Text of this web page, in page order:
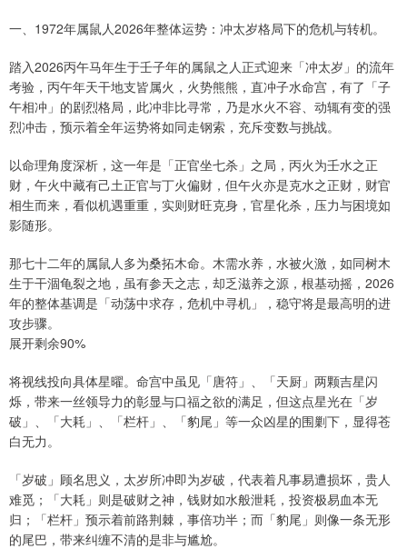
一、1972年属鼠人2026年整体运势：冲太岁格局下的危机与转机。
踏入2026丙午马年生于壬子年的属鼠之人正式迎来「冲太岁」的流年
考验，丙午年天干地支皆属火，火势熊熊，直冲子水命宫，有了「子
午相冲」的剧烈格局，此冲非比寻常，乃是水火不容、动辄有变的强
烈冲击，预示着全年运势将如同走钢索，充斥变数与挑战。
以命理角度深析，这一年是「正官坐七杀」之局，丙火为壬水之正
财，午火中藏有己土正官与丁火偏财，但午火亦是克水之正财，财官
相生而来，看似机遇重重，实则财旺克身，官星化杀，压力与困境如
影随形。
那七十二年的属鼠人多为桑拓木命。木需水养，水被火激，如同树木
生于干涸龟裂之地，虽有参天之志，却乏滋养之源，根基动摇，2026
年的整体基调是「动荡中求存，危机中寻机」，稳守将是最高明的进
攻步骤。
展开剩余90%
将视线投向具体星曜。命宫中虽见「唐符」、「天厨」两颗吉星闪
烁，带来一丝领导力的彰显与口福之欲的满足，但这点星光在「岁
破」、「大耗」、「栏杆」、「豹尾」等一众凶星的围剿下，显得苍
白无力。
「岁破」顾名思义，太岁所冲即为岁破，代表着凡事易遭损坏，贵人
难觅；「大耗」则是破财之神，钱财如水般泄耗，投资极易血本无
归；「栏杆」预示着前路荆棘，事倍功半；而「豹尾」则像一条无形
的尾巴，带来纠缠不清的是非与尴尬。